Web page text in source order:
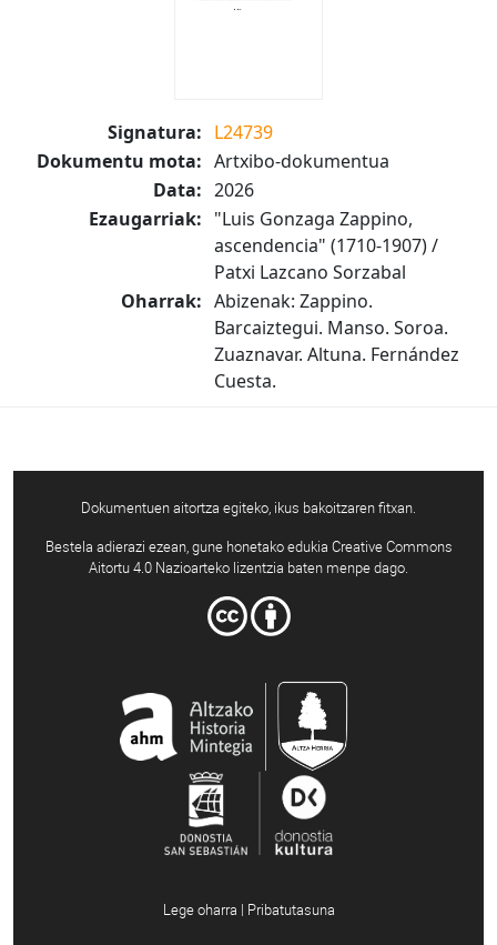
Signatura: L24739
Dokumentu mota: Artxibo-dokumentua
Data: 2026
Ezaugarriak: "Luis Gonzaga Zappino,
ascendencia" (1710-1907) /
Patxi Lazcano Sorzabal
Oharrak: Abizenak: Zappino.
Barcaiztegui. Manso. Soroa.
Zuaznavar. Altuna. Fernández
Cuesta.
Dokumentuen aitortza egiteko, ikus bakoitzaren fitxan.
Bestela adierazi ezean, gune honetako edukia Creative Commons
Aitortu 4.0 Nazioarteko lizentzia baten menpe dago.
Lege oharra | Pribatutasuna